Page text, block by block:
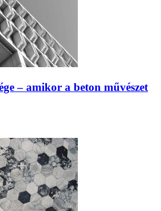
– amikor a beton művészet